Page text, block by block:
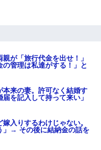
が「旅行代金を出せ！」
の管理は私達がする！」と
来の妻。許可なく結婚す
を記入して持って来い」
入りするわけじゃない。
」→ その後に結納金の話を